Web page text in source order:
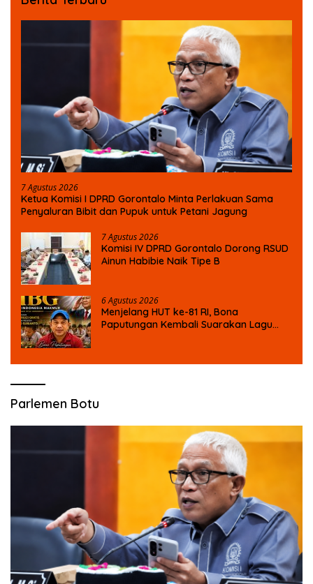
7 Agustus 2026
Ketua Komisi I DPRD Gorontalo Minta Perlakuan Sama
Penyaluran Bibit dan Pupuk untuk Petani Jagung
7 Agustus 2026
Komisi IV DPRD Gorontalo Dorong RSUD
Ainun Habibie Naik Tipe B
6 Agustus 2026
Menjelang HUT ke-81 RI, Bona
Paputungan Kembali Suarakan Lagu
Parlemen Botu